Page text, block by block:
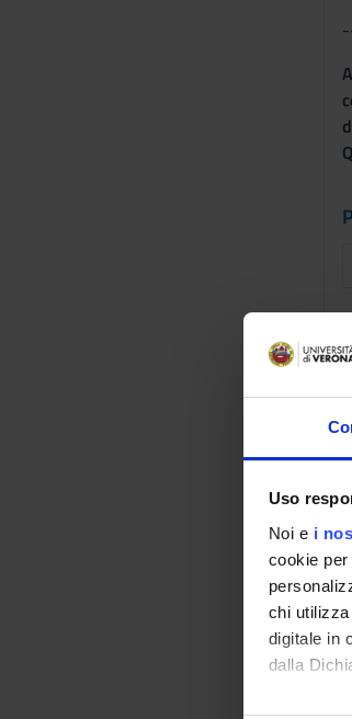
Uso
Noi e i
cookie
chi
digitale in
dalla